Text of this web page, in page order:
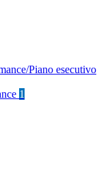
Piano esecutivo
1